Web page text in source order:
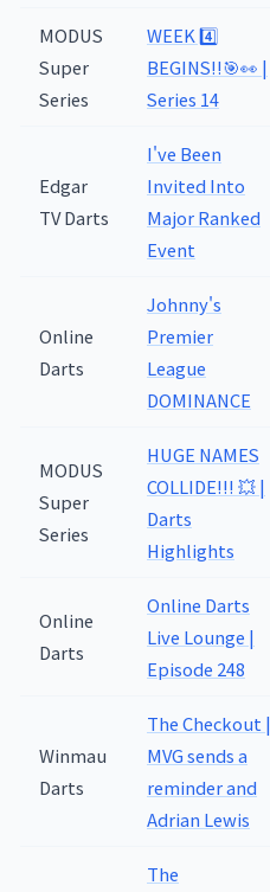
MODUS
Super
Series
WEEK 4️⃣
BEGINS!!🎯👀 |
Series 14
Edgar
TV Darts
I've Been
Invited Into
Major Ranked
Event
Online
Darts
Johnny's
Premier
League
DOMINANCE
MODUS
Super
Series
HUGE NAMES
COLLIDE!!! 💥 |
Darts
Highlights
Online
Darts
Online Darts
Live Lounge |
Episode 248
Winmau
Darts
The Checkout |
MVG sends a
reminder and
Adrian Lewis
The